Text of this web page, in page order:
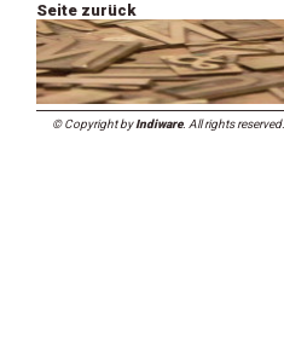
Seite zurück
© Copyright byIndiware. All rights reserved.